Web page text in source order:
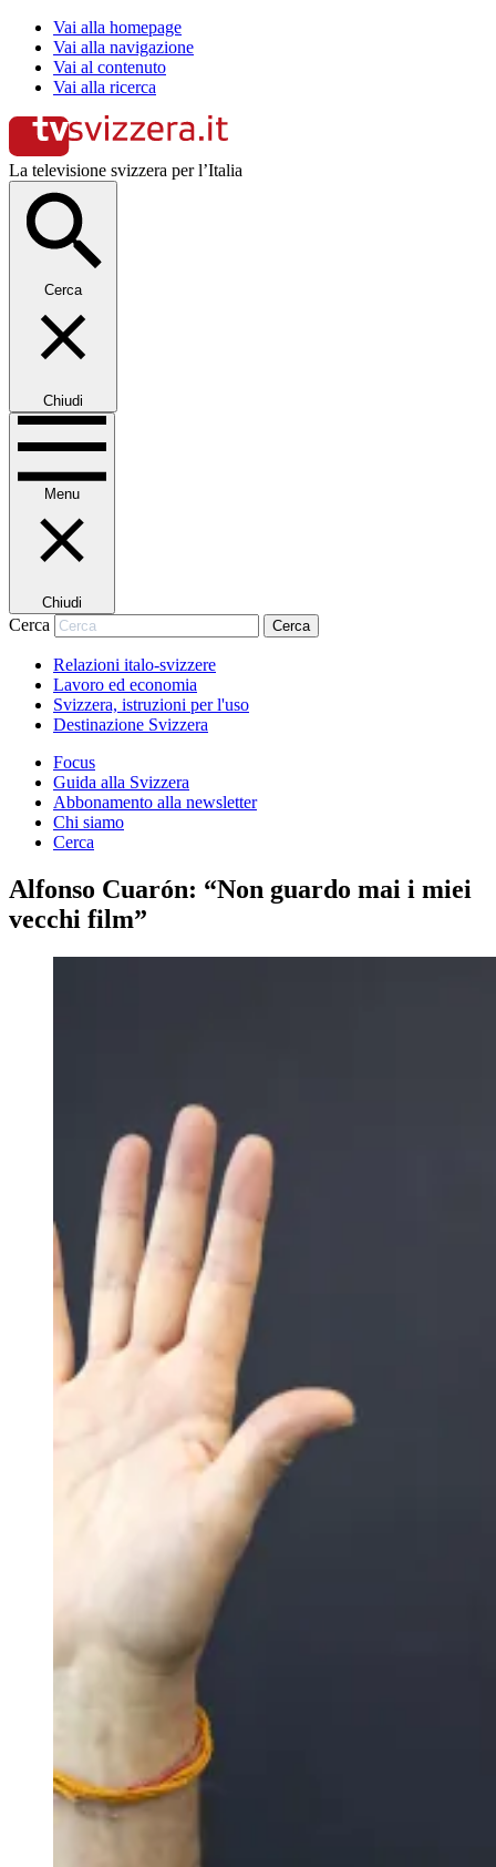
Vai alla homepage
Vai alla navigazione
Vai al contenuto
Vai alla ricerca
La televisione svizzera per l’Italia
Cerca
Chiudi
Menu
Chiudi
Cerca Cerca
Relazioni italo-svizzere
Lavoro ed economia
Svizzera, istruzioni per l'uso
Destinazione Svizzera
Focus
Guida alla Svizzera
Abbonamento alla newsletter
Chi siamo
Cerca
Alfonso Cuarón: “Non guardo mai i miei
vecchi film”